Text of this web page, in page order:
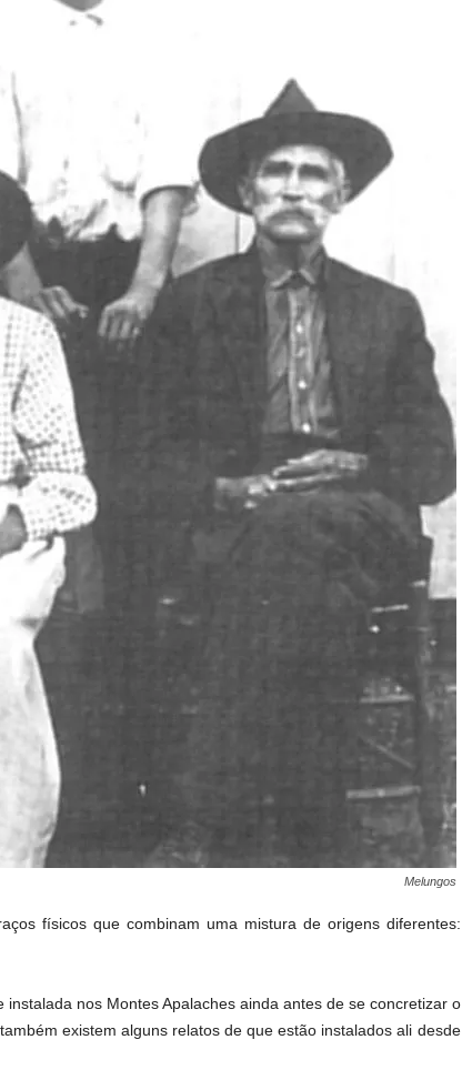
Melungos
físicos que combinam uma mistura de origens diferentes:
nos Montes Apalaches ainda antes de se concretizar o
existem alguns relatos de que estão instalados ali desde